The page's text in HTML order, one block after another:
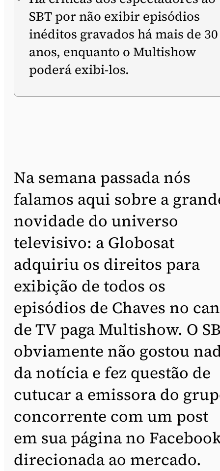
SBT por não exibir episódios
inéditos gravados há mais de 30
anos, enquanto o Multishow
poderá exibi-los.
Na semana passada nós
falamos aqui sobre a
novidade do universo
televisivo: a Globosat
adquiriu os direitos para
exibição de todos os
episódios de Chaves no
de TV paga Multishow. O
obviamente não gostou
da notícia e fez questão de
cutucar a emissora do
concorrente com um post
em sua página no
direcionada ao mercado.